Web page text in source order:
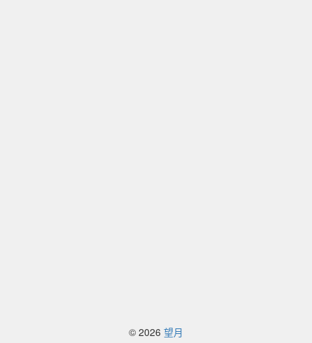
© 2026 望月